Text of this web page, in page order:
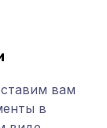
вам
в